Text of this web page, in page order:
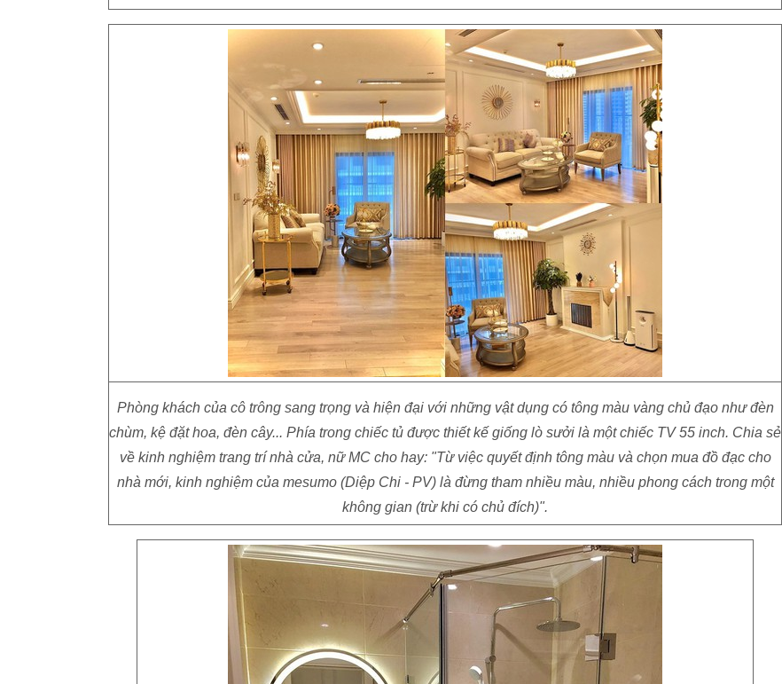
Phòng khách của cô trông sang trọng và hiện đại với những vật dụng có tông màu vàng chủ đạo như đèn
chùm, kệ đặt hoa, đèn cây... Phía trong chiếc tủ được thiết kế giống lò sưởi là một chiếc TV 55 inch. Chia sẻ
về kinh nghiệm trang trí nhà cửa, nữ MC cho hay: "Từ việc quyết định tông màu và chọn mua đồ đạc cho
nhà mới, kinh nghiệm của mesumo (Diệp Chi - PV) là đừng tham nhiều màu, nhiều phong cách trong một
không gian (trừ khi có chủ đích)".